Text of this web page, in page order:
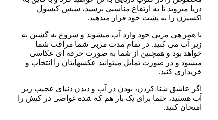
دریا میروید تا به ارتفاع مناسبی برسید، سپس کپسول
اکسیژن را به پشت خود قرار میدهید.
با همراهی مربی خود وارد آب میشوید و شروع به گشتن به
زیر آب می کنید. در تمام مدت مربی شما مراقب شما
خواهد بود و همچنین از شما به صورت حرفه ای عکاسی
میشود و در صورت تمایل میتوانید عکسهایتان را انتخاب و
خریداری کنید.
اگر عاشق شنا کردن، بودن در آب و دیدن دنیای عجیب زیر
آب هستید، حتما برای یک بار هم که شده غواصی در کیش را
امتحان کنید.